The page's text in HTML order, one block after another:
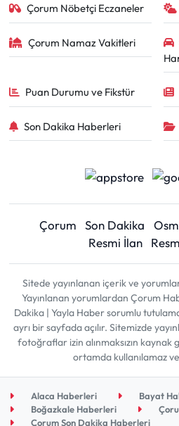
Çorum Nöbetçi Eczaneler
Çorum Namaz Vakitleri
Puan Durumu ve Fikstür
Son Dakika Haberleri
Çorum Son Dakika
Resmi İlan
Sitede yayınlanan içerik ve
Yayınlanan yorumlardan Çorum
Dakika | Yayla Haber sorumlu
ayrı bir sayfada açılır. Sitemizde
fotoğraflar izin alınmaksızın
ortamda kullanılamaz
Alaca Haberleri
Bayat
Boğazkale Haberleri
Çorum Son Dakika Haberleri